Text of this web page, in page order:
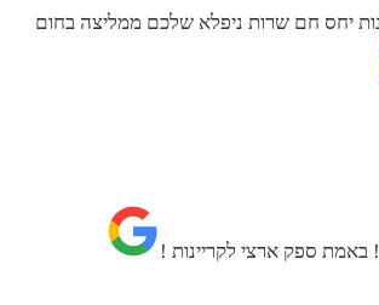
יחס חם שרות ניפלא שלכם ממליצה בחום
באמת ספק ארצי לקריינות !